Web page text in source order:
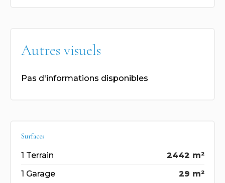
Autres visuels
Pas d'informations disponibles
Surfaces
1 Terrain
2442 m²
1 Garage
29 m²